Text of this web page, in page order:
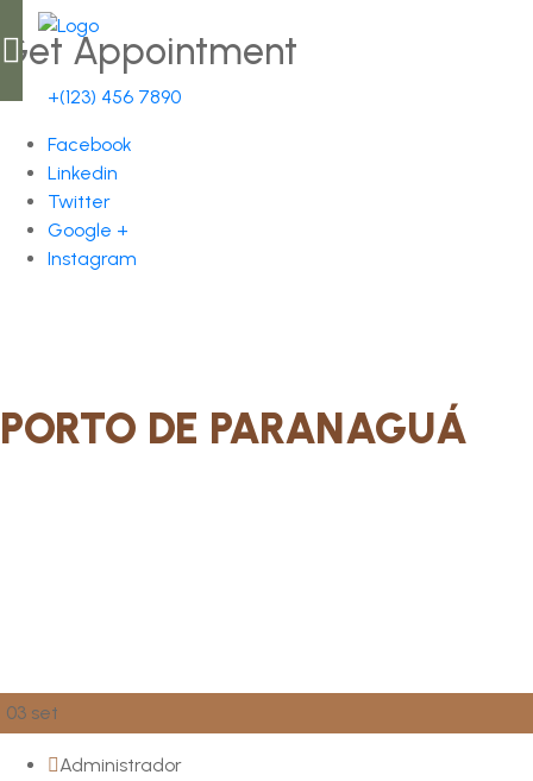
Get Appointment
+(123) 456 7890
Facebook
Linkedin
Twitter
Google +
Instagram
PORTO DE PARANAGUÁ
03 set
Administrador